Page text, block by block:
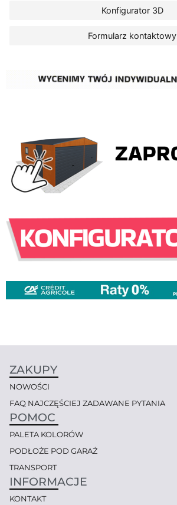
Konfigurator 3D
Formularz kontaktowy
ZAKUPY
NOWOŚCI
FAQ NAJCZĘŚCIEJ ZADAWANE PYTANIA
POMOC
PALETA KOLORÓW
PODŁOŻE POD GARAŻ
TRANSPORT
INFORMACJE
KONTAKT